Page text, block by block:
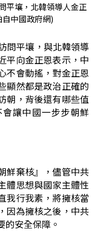
平壤，北韓領導人金正
中國政府網)
問平壤，與北韓領導
平向金正恩表示，中
不會動搖，對金正恩
顯然都是政治正確的
朝，背後還有哪些值
讓中國一步步朝鮮
鮮棄核』，儘管中共
體思想與國家主體性
我行我素，將擁核當
因為擁核之後，中共
的安全保障。